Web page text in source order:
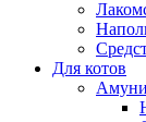
Для котов